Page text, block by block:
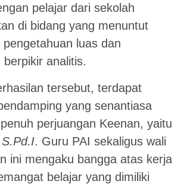
pelajar dari sekolah
di bidang yang menuntut
pengetahuan luas dan
berpikir analitis.
tersebut, terdapat
yang senantiasa
perjuangan Keenan, yaitu
. Guru PAI sekaligus wali
ini mengaku bangga atas kerja
belajar yang dimiliki